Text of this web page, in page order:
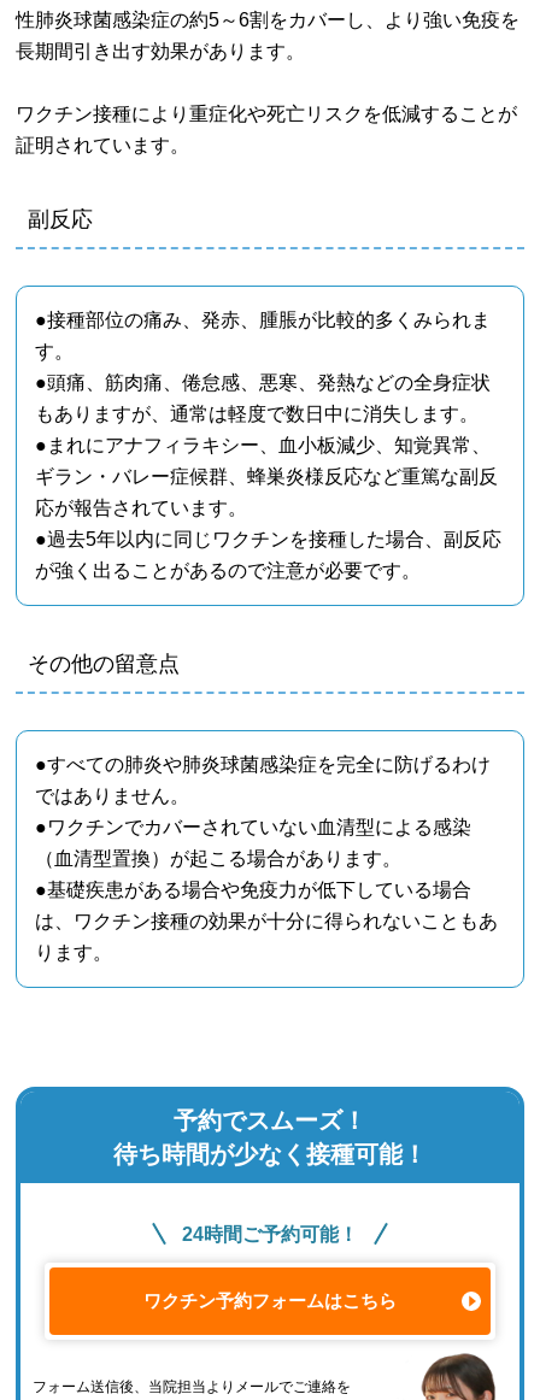
性肺炎球菌感染症の約5～6割をカバーし、より強い免疫を
長期間引き出す効果があります。
ワクチン接種により重症化や死亡リスクを低減することが
証明されています。
副反応
●接種部位の痛み、発赤、腫脹が比較的多くみられま
す。
●頭痛、筋肉痛、倦怠感、悪寒、発熱などの全身症状
もありますが、通常は軽度で数日中に消失します。
●まれにアナフィラキシー、血小板減少、知覚異常、
ギラン・バレー症候群、蜂巣炎様反応など重篤な副反
応が報告されています。
●過去5年以内に同じワクチンを接種した場合、副反応
が強く出ることがあるので注意が必要です。
その他の留意点
●すべての肺炎や肺炎球菌感染症を完全に防げるわけ
ではありません。
●ワクチンでカバーされていない血清型による感染
（血清型置換）が起こる場合があります。
●基礎疾患がある場合や免疫力が低下している場合
は、ワクチン接種の効果が十分に得られないこともあ
ります。
予約でスムーズ！
待ち時間が少なく接種可能！
24時間ご予約可能！
ワクチン予約フォームはこちら
フォーム送信後、当院担当よりメールでご連絡を